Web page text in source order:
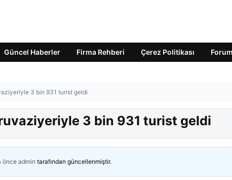
Güncel Haberler Firma Rehberi Çerez Politikası Forum
3 bin 931 turist geldi
3 bin 931 turist geldi
önceadmin tarafından güncellenmiştir.